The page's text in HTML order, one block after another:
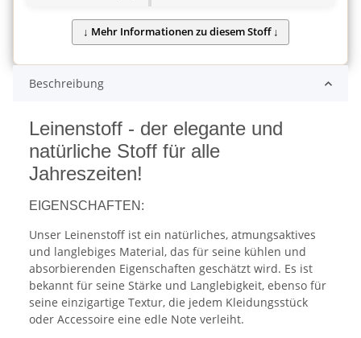
Beschreibung
Leinenstoff - der elegante und
natürliche Stoff für alle
Jahreszeiten!
EIGENSCHAFTEN:
Unser Leinenstoff ist ein natürliches, atmungsaktives
und langlebiges Material, das für seine kühlen und
absorbierenden Eigenschaften geschätzt wird. Es ist
bekannt für seine Stärke und Langlebigkeit, ebenso für
seine einzigartige Textur, die jedem Kleidungsstück
oder Accessoire eine edle Note verleiht.